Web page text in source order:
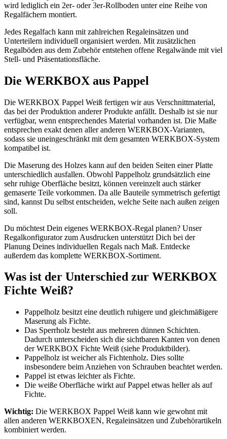
wird lediglich ein 2er- oder 3er-Rollboden unter eine Reihe von
Regalfächern montiert.
Jedes Regalfach kann mit zahlreichen Regaleinsätzen und
Unterteilern individuell organisiert werden. Mit zusätzlichen
Regalböden aus dem Zubehör entstehen offene Regalwände mit viel
Stell- und Präsentationsfläche.
Die WERKBOX aus Pappel
Die WERKBOX Pappel Weiß fertigen wir aus Verschnittmaterial,
das bei der Produktion anderer Produkte anfällt. Deshalb ist sie nur
verfügbar, wenn entsprechendes Material vorhanden ist. Die Maße
entsprechen exakt denen aller anderen WERKBOX-Varianten,
sodass sie uneingeschränkt mit dem gesamten WERKBOX-System
kompatibel ist.
Die Maserung des Holzes kann auf den beiden Seiten einer Platte
unterschiedlich ausfallen. Obwohl Pappelholz grundsätzlich eine
sehr ruhige Oberfläche besitzt, können vereinzelt auch stärker
gemaserte Teile vorkommen. Da alle Bauteile symmetrisch gefertigt
sind, kannst Du selbst entscheiden, welche Seite nach außen zeigen
soll.
Du möchtest Dein eigenes WERKBOX-Regal planen? Unser
Regalkonfigurator zum Ausdrucken unterstützt Dich bei der
Planung Deines individuellen Regals nach Maß. Entdecke
außerdem das komplette WERKBOX-Sortiment.
Was ist der Unterschied zur WERKBOX
Fichte Weiß?
Pappelholz besitzt eine deutlich ruhigere und gleichmäßigere
Maserung als Fichte.
Das Sperrholz besteht aus mehreren dünnen Schichten.
Dadurch unterscheiden sich die sichtbaren Kanten von denen
der WERKBOX Fichte Weiß (siehe Produktbilder).
Pappelholz ist weicher als Fichtenholz. Dies sollte
insbesondere beim Anziehen von Schrauben beachtet werden.
Pappel ist etwas leichter als Fichte.
Die weiße Oberfläche wirkt auf Pappel etwas heller als auf
Fichte.
Wichtig: Die WERKBOX Pappel Weiß kann wie gewohnt mit
allen anderen WERKBOXEN, Regaleinsätzen und Zubehörartikeln
kombiniert werden.